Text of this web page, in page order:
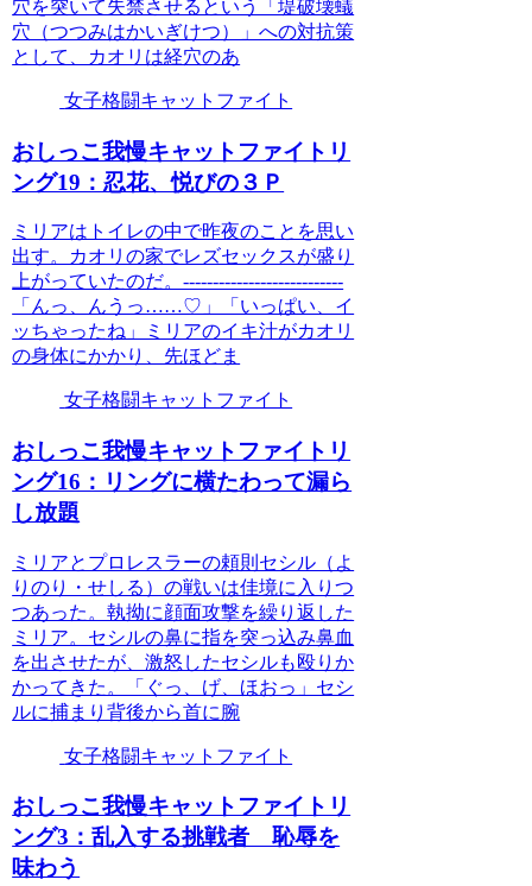
穴を突いて失禁させるという「堤破壊蟻
穴（つつみはかいぎけつ）」への対抗策
として、カオリは経穴のあ
女子格闘キャットファイト
おしっこ我慢キャットファイトリ
ング19：忍花、悦びの３Ｐ
ミリアはトイレの中で昨夜のことを思い
出す。カオリの家でレズセックスが盛り
上がっていたのだ。---------------------------
「んっ、んうっ……♡」「いっぱい、イ
ッちゃったね」ミリアのイキ汁がカオリ
の身体にかかり、先ほどま
女子格闘キャットファイト
おしっこ我慢キャットファイトリ
ング16：リングに横たわって漏ら
し放題
ミリアとプロレスラーの頼則セシル（よ
りのり・せしる）の戦いは佳境に入りつ
つあった。執拗に顔面攻撃を繰り返した
ミリア。セシルの鼻に指を突っ込み鼻血
を出させたが、激怒したセシルも殴りか
かってきた。「ぐっ、げ、ほおっ」セシ
ルに捕まり背後から首に腕
女子格闘キャットファイト
おしっこ我慢キャットファイトリ
ング3：乱入する挑戦者 恥辱を
味わう